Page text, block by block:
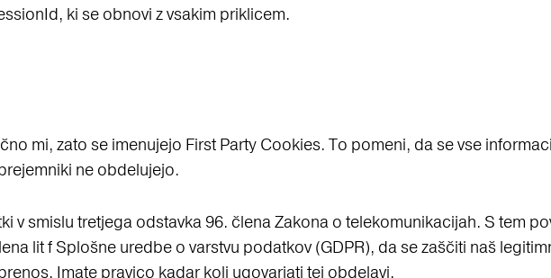
ki se obnovi z vsakim priklicem.
mi, zato se imenujejo First Party Cookies. To pomeni, da se vse
ne obdelujejo.
v smislu tretjega odstavka 96. člena Zakona o telekomunikacijah. S tem
lit f Splošne uredbe o varstvu podatkov (GDPR), da se zaščiti naš
Imate pravico kadar koli ugovarjati tej obdelavi.